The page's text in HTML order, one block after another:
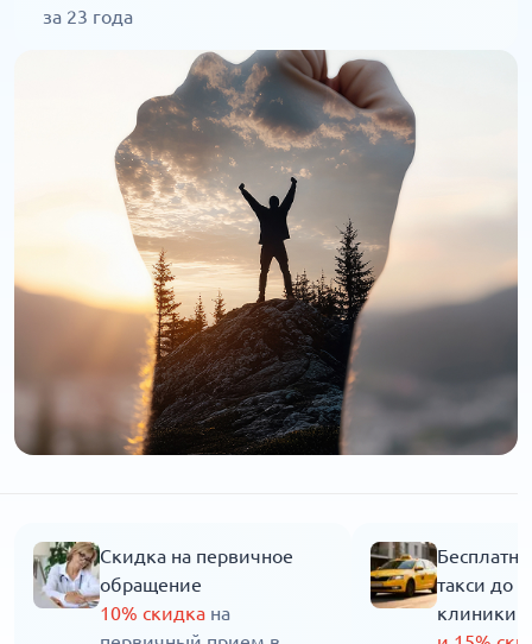
за 23 года
Скидка на первичное
обращение
10% скидка на
такси до
клиники